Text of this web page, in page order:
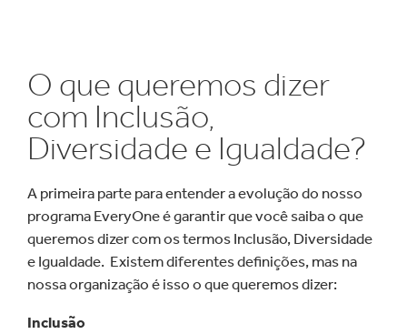
O que queremos dizer
com Inclusão,
Diversidade e Igualdade?
A primeira parte para entender a evolução do nosso
programa EveryOne é garantir que você saiba o que
queremos dizer com os termos Inclusão, Diversidade
e Igualdade. Existem diferentes definições, mas na
nossa organização é isso o que queremos dizer:
Inclusão